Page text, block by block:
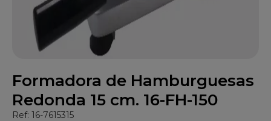
Formadora de Hamburguesas
Redonda 15 cm. 16-FH-150
Ref: 16-7615315